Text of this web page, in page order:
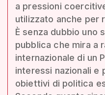
a pressioni
utilizzato anche per
È senza dubbio uno
pubblica che mira a
internazionale di un
interessi nazionali e
obiettivi di politica